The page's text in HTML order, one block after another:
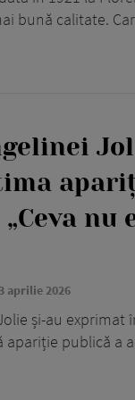
al doilea film produs
și a câștigat premiul
a fi unul dintre
bună calitate.
nu
aprilie 2026
și-au
apariție publică a